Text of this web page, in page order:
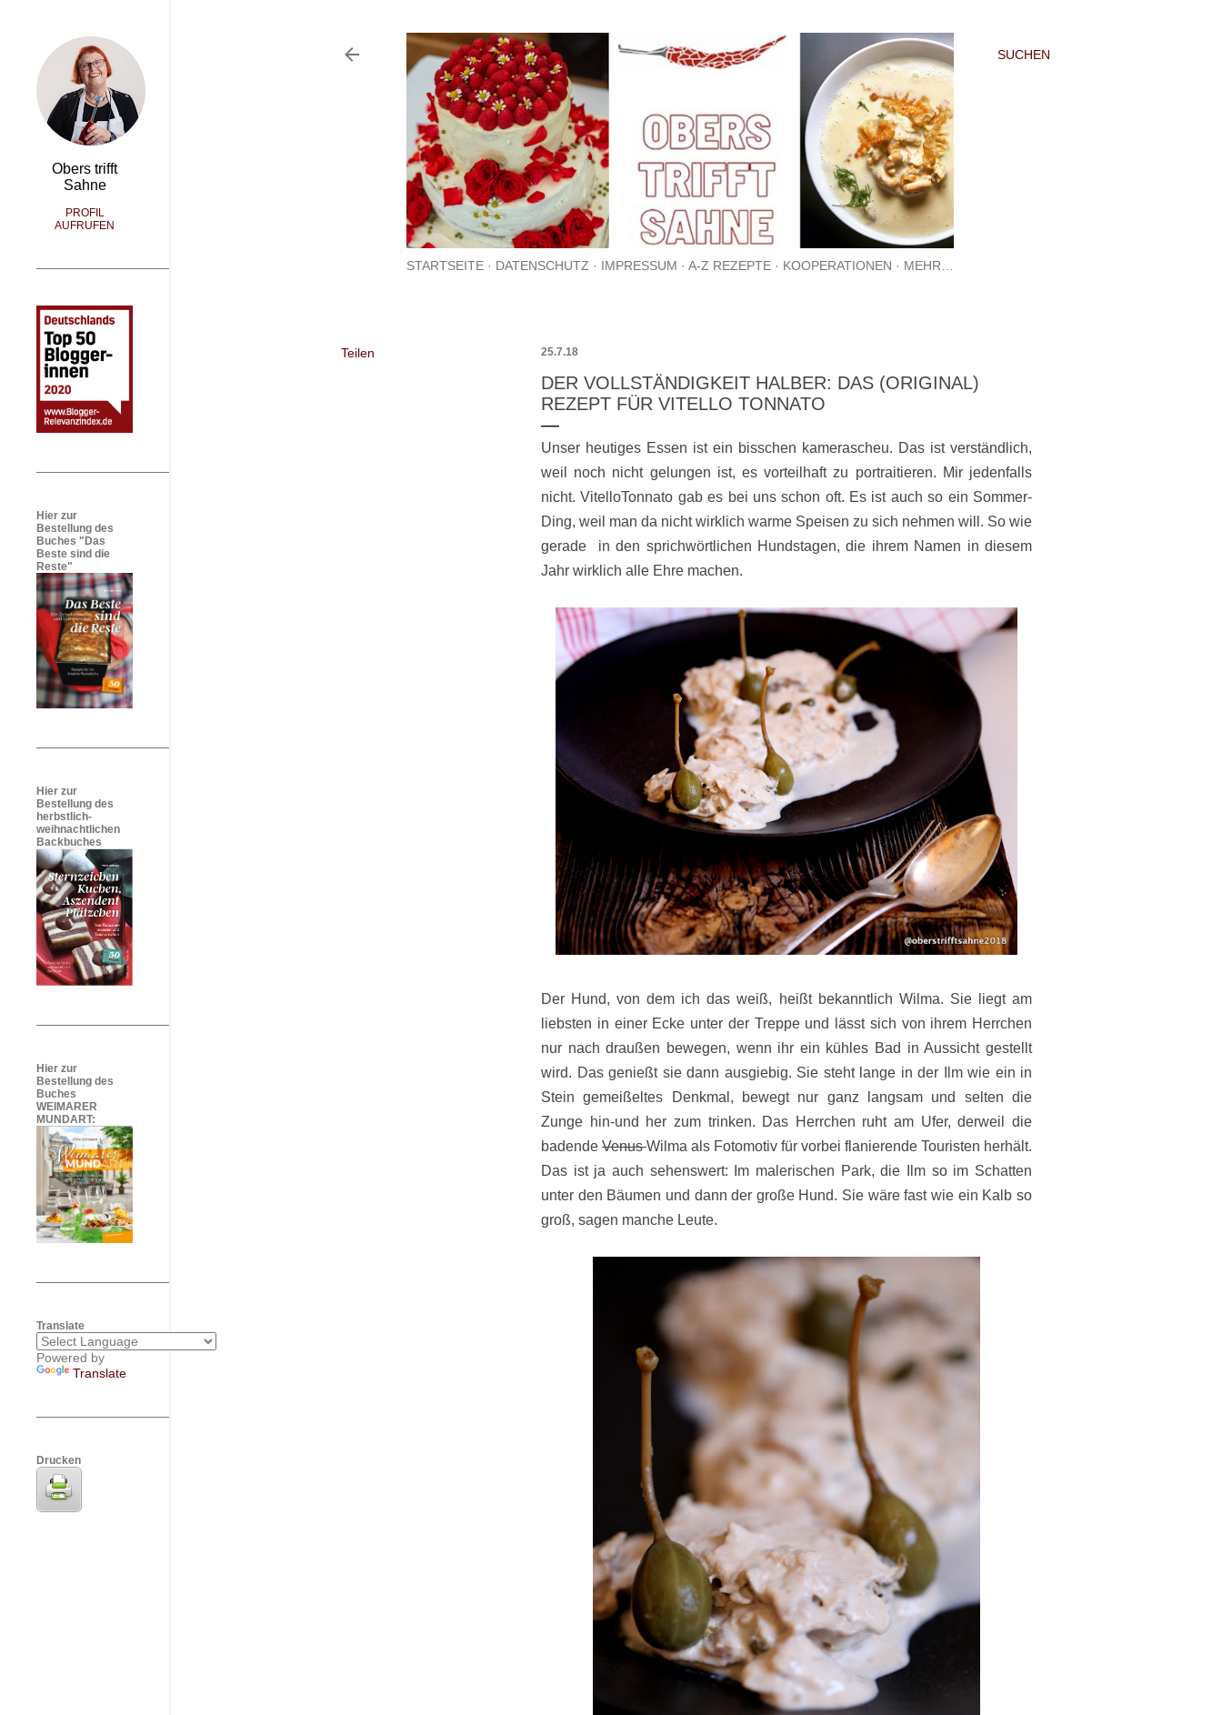
SUCHEN
STARTSEITE DATENSCHUTZ IMPRESSUM A-Z REZEPTE KOOPERATIONEN MEHR…
Teilen 25.7.18
DER VOLLSTÄNDIGKEIT HALBER: DAS (ORIGINAL)
REZEPT FÜR VITELLO TONNATO
Unser heutiges Essen ist ein bisschen kamerascheu. Das ist verständlich,
weil noch nicht gelungen ist, es vorteilhaft zu portraitieren. Mir jedenfalls
nicht. VitelloTonnato gab es bei uns schon oft. Es ist auch so ein Sommer-
Ding, weil man da nicht wirklich warme Speisen zu sich nehmen will. So wie
gerade in den sprichwörtlichen Hundstagen, die ihrem Namen in diesem
Jahr wirklich alle Ehre machen.
Der Hund, von dem ich das weiß, heißt bekanntlich Wilma. Sie liegt am
liebsten in einer Ecke unter der Treppe und lässt sich von ihrem Herrchen
nur nach draußen bewegen, wenn ihr ein kühles Bad in Aussicht gestellt
wird. Das genießt sie dann ausgiebig. Sie steht lange in der Ilm wie ein in
Stein gemeißeltes Denkmal, bewegt nur ganz langsam und selten die
Zunge hin-und her zum trinken. Das Herrchen ruht am Ufer, derweil die
badende VenusWilma als Fotomotiv für vorbei flanierende Touristen herhält.
Das ist ja auch sehenswert: Im malerischen Park, die Ilm so im Schatten
unter den Bäumen und dann der große Hund. Sie wäre fast wie ein Kalb so
groß, sagen manche Leute.
Obers trifft
Sahne
PROFIL
AUFRUFEN
Hier zur
Bestellung des
Buches "Das
Beste sind die
Reste"
Hier zur
Bestellung des
herbstlich-
weihnachtlichen
Backbuches
Hier zur
Bestellung des
Buches
WEIMARER
MUNDART:
Translate
Powered by
Translate
Drucken